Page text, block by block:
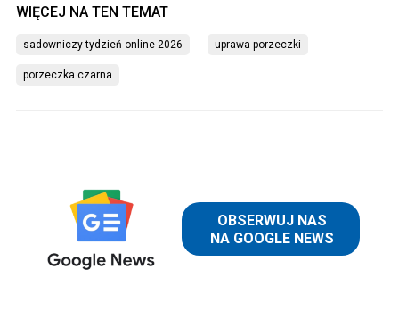
sadowniczy tydzień online 2026 uprawa porzeczki
porzeczka czarna